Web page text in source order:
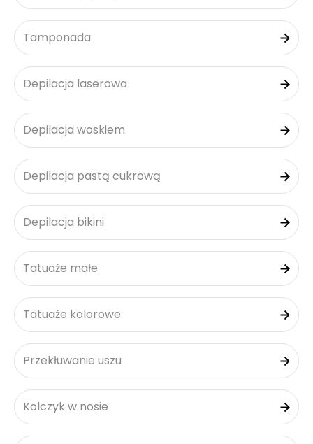
Tamponada
Depilacja laserowa
Depilacja woskiem
Depilacja pastą cukrową
Depilacja bikini
Tatuaże małe
Tatuaże kolorowe
Przekłuwanie uszu
Kolczyk w nosie